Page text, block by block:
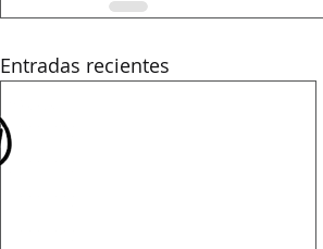
Entradas recientes